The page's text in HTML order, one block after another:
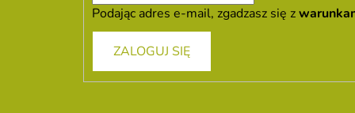
Podając adres e-mail, zgadzasz się z
ZALOGUJ SIĘ